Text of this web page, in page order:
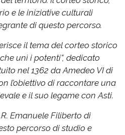
e le iniziative culturali
di questo percorso.
il tema del corteo storico
unì i potenti”, dedicato
nel 1362 da Amedeo VI di
l’obiettivo di raccontare una
e il suo legame con Asti.
Emanuele Filiberto di
percorso di studio e